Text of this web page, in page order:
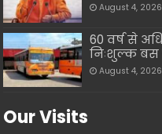
August 4, 2026
60 वर्ष से
निःशुल्क बस
August 4, 2026
Our Visits